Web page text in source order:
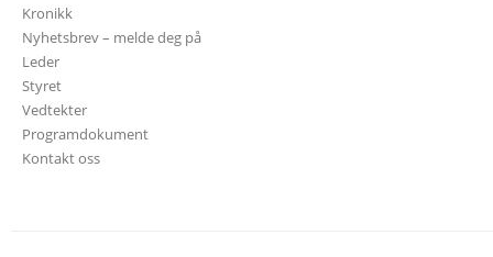
Kronikk
Nyhetsbrev – melde deg på
Leder
Styret
Vedtekter
Programdokument
Kontakt oss